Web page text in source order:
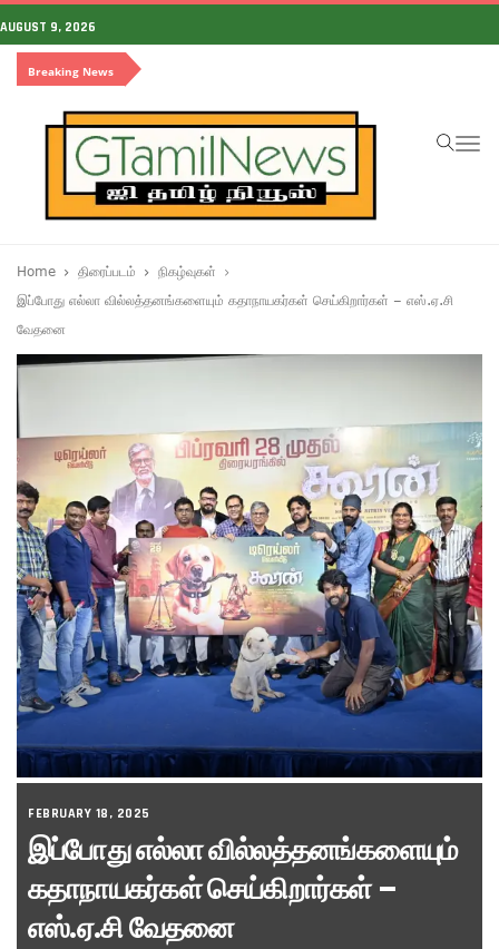
AUGUST 9, 2026
Breaking News
Home திரைப்படம்
நிகழ்வுகள்
இப்போது எல்லா வில்லத்தனங்களையும் கதாநாயகர்கள் செய்கிறார்கள் – எஸ்.ஏ.சி
வேதனை
FEBRUARY 18, 2025
இப்போது எல்லா வில்லத்தனங்களையும்
கதாநாயகர்கள் செய்கிறார்கள் –
எஸ்.ஏ.சி வேதனை